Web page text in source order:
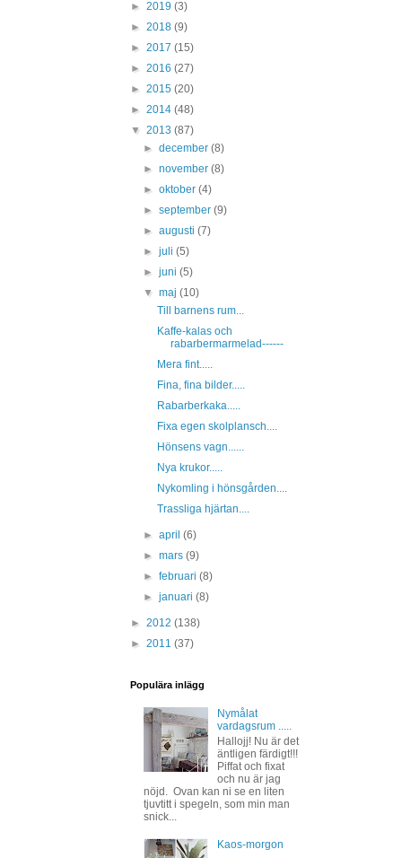
► 2019 (3)
► 2018 (9)
► 2017 (15)
► 2016 (27)
► 2015 (20)
► 2014 (48)
▼ 2013 (87)
►december(8)
►november(8)
►oktober(4)
►september(9)
►augusti(7)
►juli(5)
►juni(5)
▼maj(10)
Till barnens rum...
Kaffe-kalas och
rabarbermarmelad------
Mera fint.....
Fina, fina bilder.....
Rabarberkaka.....
Fixa egen skolplansch....
Hönsens vagn......
Nya krukor.....
Nykomling i hönsgården....
Trassliga hjärtan....
►april(6)
►mars(9)
►februari(8)
►januari(8)
► 2012 (138)
► 2011 (37)
Populära inlägg
Nymålat
vardagsrum .....
Hallojj! Nu är det
äntligen färdigt!!!
Piffat och fixat
och nu är jag
nöjd. Ovan kan ni se en liten
tjuvtitt i spegeln, som min man
snick...
Kaos-morgon